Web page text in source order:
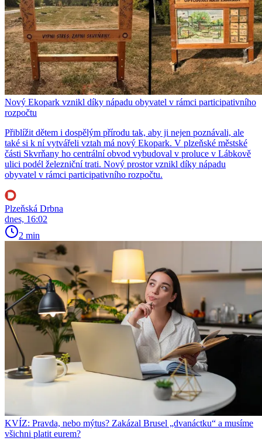
Nový Ekopark vznikl díky nápadu obyvatel v rámci participativního
rozpočtu
Přiblížit dětem i dospělým přírodu tak, aby ji nejen poznávali, ale
také si k ní vytvářeli vztah má nový Ekopark. V plzeňské městské
části Skvrňany ho centrální obvod vybudoval v proluce v Lábkově
ulici podél železniční trati. Nový prostor vznikl díky nápadu
obyvatel v rámci participativního rozpočtu.
Plzeňská Drbna
dnes, 16:02
2 min
KVÍZ: Pravda, nebo mýtus? Zakázal Brusel „dvanáctku“ a musíme
všichni platit eurem?